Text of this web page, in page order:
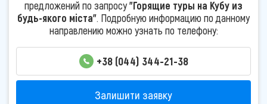
предложений по запросу"Горящие туры на Кубу из
будь-якого міста". Подробную информацию по данному
направлению можно узнать по телефону:
+38 (044) 344-21-38
Залишити заявку